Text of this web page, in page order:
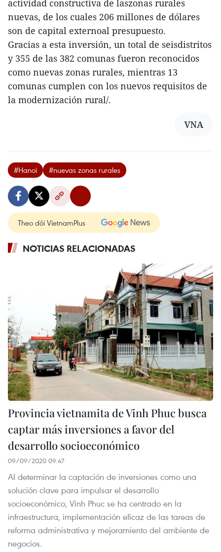
actividad constructiva de laszonas rurales
nuevas, de los cuales 206 millones de dólares
son de capital externoal presupuesto.
Gracias a esta inversión, un total de seisdistritos
y 355 de las 382 comunas fueron reconocidos
como nuevas zonas rurales, mientras 13
comunas cumplen con los nuevos requisitos de
la modernización rural/.
VNA
#Hanoi #nuevas zonas rurales
Theo dõi VietnamPlus
NOTICIAS RELACIONADAS
Provincia vietnamita de Vinh Phuc busca
captar más inversiones a favor del
desarrollo socioeconómico
09/09/2020 09:47
Al determinar la captación de inversiones como una
solución clave para impulsar el desarrollo
socioeconómico, Vinh Phuc se ha centrado en la
infraestructura, implementación eficaz de las tareas de
reforma administrativa y mejoramiento del ambiente de
negocios.